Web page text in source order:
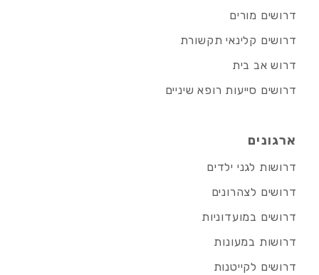
דרושים מורים
דרושים קלינאי תקשורת
דרוש אב בית
דרושים סייעות רופא שיניים
ארגונים
דרושות לגני ילדים
דרושים לצהרונים
דרושים במועדוניות
דרושות במעונות
דרושים לקייטנות